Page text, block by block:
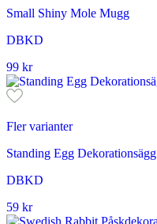
Small Shiny Mole Mugg
DBKD
99 kr
Fler varianter
Standing Egg Dekorationsägg
DBKD
59 kr